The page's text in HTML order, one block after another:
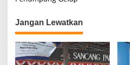
i
g
a
s
Jangan Lewatkan